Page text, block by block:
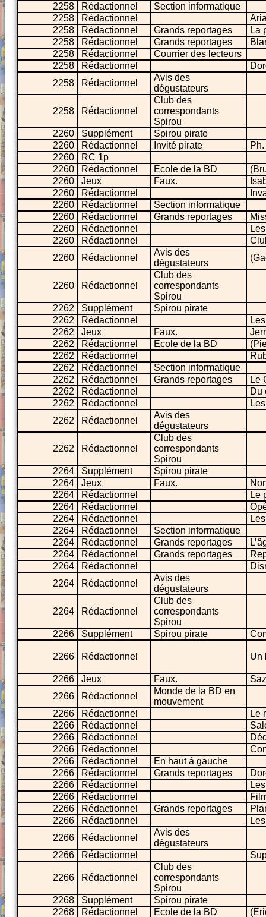
2258
Rédactionnel
Section informatique
2258
Rédactionnel
2258
Rédactionnel Grands reportages
La
2258
Rédactionnel Grands reportages
2258
Rédactionnel
Courrier des lecteurs
2258
Rédactionnel
2258
Rédactionnel
Avis des
dégustateurs
2258 Rédactionnel
Club des
correspondants
Spirou
2260
Supplément
Spirou pirate
2260
Rédactionnel Invité pirate
2260
RC 1p
2260
Rédactionnel Ecole de la BD
2260
Jeux Faux.
2260
Rédactionnel
2260
Rédactionnel
Section informatique
2260
Rédactionnel Grands reportages
2260
Rédactionnel
2260
Rédactionnel
2260
Rédactionnel
Avis des
dégustateurs
2260 Rédactionnel
Club des
correspondants
Spirou
2262
Supplément
Spirou pirate
2262
Rédactionnel
2262
Jeux Faux.
2262
Rédactionnel Ecole de la BD
2262
Rédactionnel
2262
Rédactionnel
Section informatique
2262
Rédactionnel Grands reportages
Le
2262
Rédactionnel
Du
2262
Rédactionnel
2262
Rédactionnel
Avis des
dégustateurs
2262 Rédactionnel
Club des
correspondants
Spirou
2264
Supplément
Spirou pirate
2264
Jeux Faux.
2264
Rédactionnel
Le
2264
Rédactionnel
2264
Rédactionnel
2264
Rédactionnel
Section informatique
2264
Rédactionnel Grands reportages
2264
Rédactionnel Grands reportages
2264
Rédactionnel
2264
Rédactionnel
Avis des
dégustateurs
2264 Rédactionnel
Club des
correspondants
Spirou
2266
Supplément Spirou pirate
2266 Rédactionnel Un
2266 Jeux Faux.
2266
Rédactionnel
Monde de la BD en
mouvement
2266
Rédactionnel
Le
2266
Rédactionnel
2266
Rédactionnel
2266
Rédactionnel
2266
Rédactionnel
En haut à gauche
2266
Rédactionnel Grands reportages
2266
Rédactionnel
2266
Rédactionnel
2266
Rédactionnel Grands reportages
2266
Rédactionnel
2266
Rédactionnel
Avis des
dégustateurs
2266
Rédactionnel
2266 Rédactionnel
Club des
correspondants
Spirou
2268
Supplément
Spirou pirate
2268
Rédactionnel Ecole de la BD